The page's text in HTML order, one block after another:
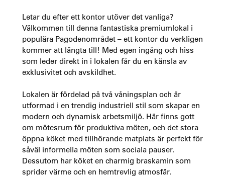
Letar du efter ett kontor utöver det vanliga?
Välkommen till denna fantastiska premiumlokal i
populära Pagodenområdet – ett kontor du verkligen
kommer att längta till! Med egen ingång och hiss
som leder direkt in i lokalen får du en känsla av
exklusivitet och avskildhet.
Lokalen är fördelad på två våningsplan och är
utformad i en trendig industriell stil som skapar en
modern och dynamisk arbetsmiljö. Här finns gott
om mötesrum för produktiva möten, och det stora
öppna köket med tillhörande matplats är perfekt för
såväl informella möten som sociala pauser.
Dessutom har köket en charmig braskamin som
sprider värme och en hemtrevlig atmosfär.